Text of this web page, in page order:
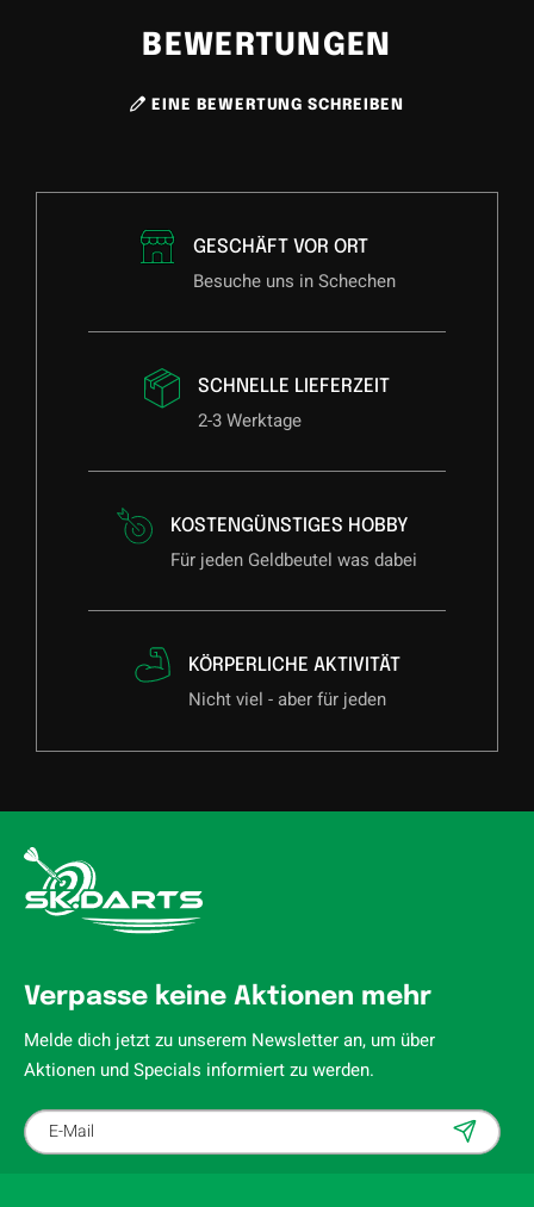
BEWERTUNGEN
EINE BEWERTUNG SCHREIBEN
GESCHÄFT VOR ORT
Besuche uns in Schechen
SCHNELLE LIEFERZEIT
2-3 Werktage
KOSTENGÜNSTIGES HOBBY
Für jeden Geldbeutel was dabei
KÖRPERLICHE AKTIVITÄT
Nicht viel - aber für jeden
Verpasse keine Aktionen mehr
Melde dich jetzt zu unserem Newsletter an, um über
Aktionen und Specials informiert zu werden.